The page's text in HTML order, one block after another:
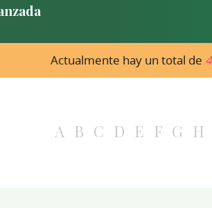
Actualmente hay un total de
A B C D E F G H